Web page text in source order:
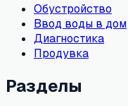
Обустройство
Ввод воды в дом
Диагностика
Продувка
Разделы